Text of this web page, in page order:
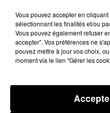
18 mars 2025 - 2 min 14
LES INFOS DU TARN
Vous pouvez accepter en
sélectionnant les finalités et/ou
Vous pouvez également refuser
accepter". Vos préférences ne
pouvez mettre à jour vos choix,
moment via le lien "Gérer les